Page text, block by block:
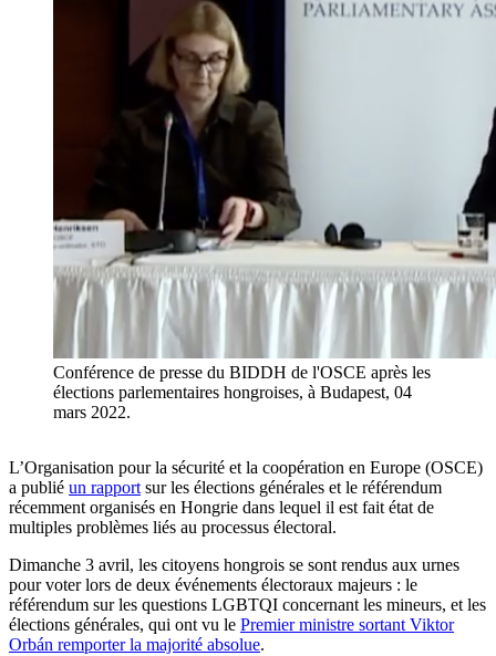
Conférence de presse du BIDDH de l'OSCE après les
élections parlementaires hongroises, à Budapest, 04
mars 2022.
L’Organisation pour la sécurité et la coopération en Europe (OSCE)
a publié un rapport sur les élections générales et le référendum
récemment organisés en Hongrie dans lequel il est fait état de
multiples problèmes liés au processus électoral.
Dimanche 3 avril, les citoyens hongrois se sont rendus aux urnes
pour voter lors de deux événements électoraux majeurs : le
référendum sur les questions LGBTQI concernant les mineurs, et les
élections générales, qui ont vu le Premier ministre sortant Viktor
Orbán remporter la majorité absolue.